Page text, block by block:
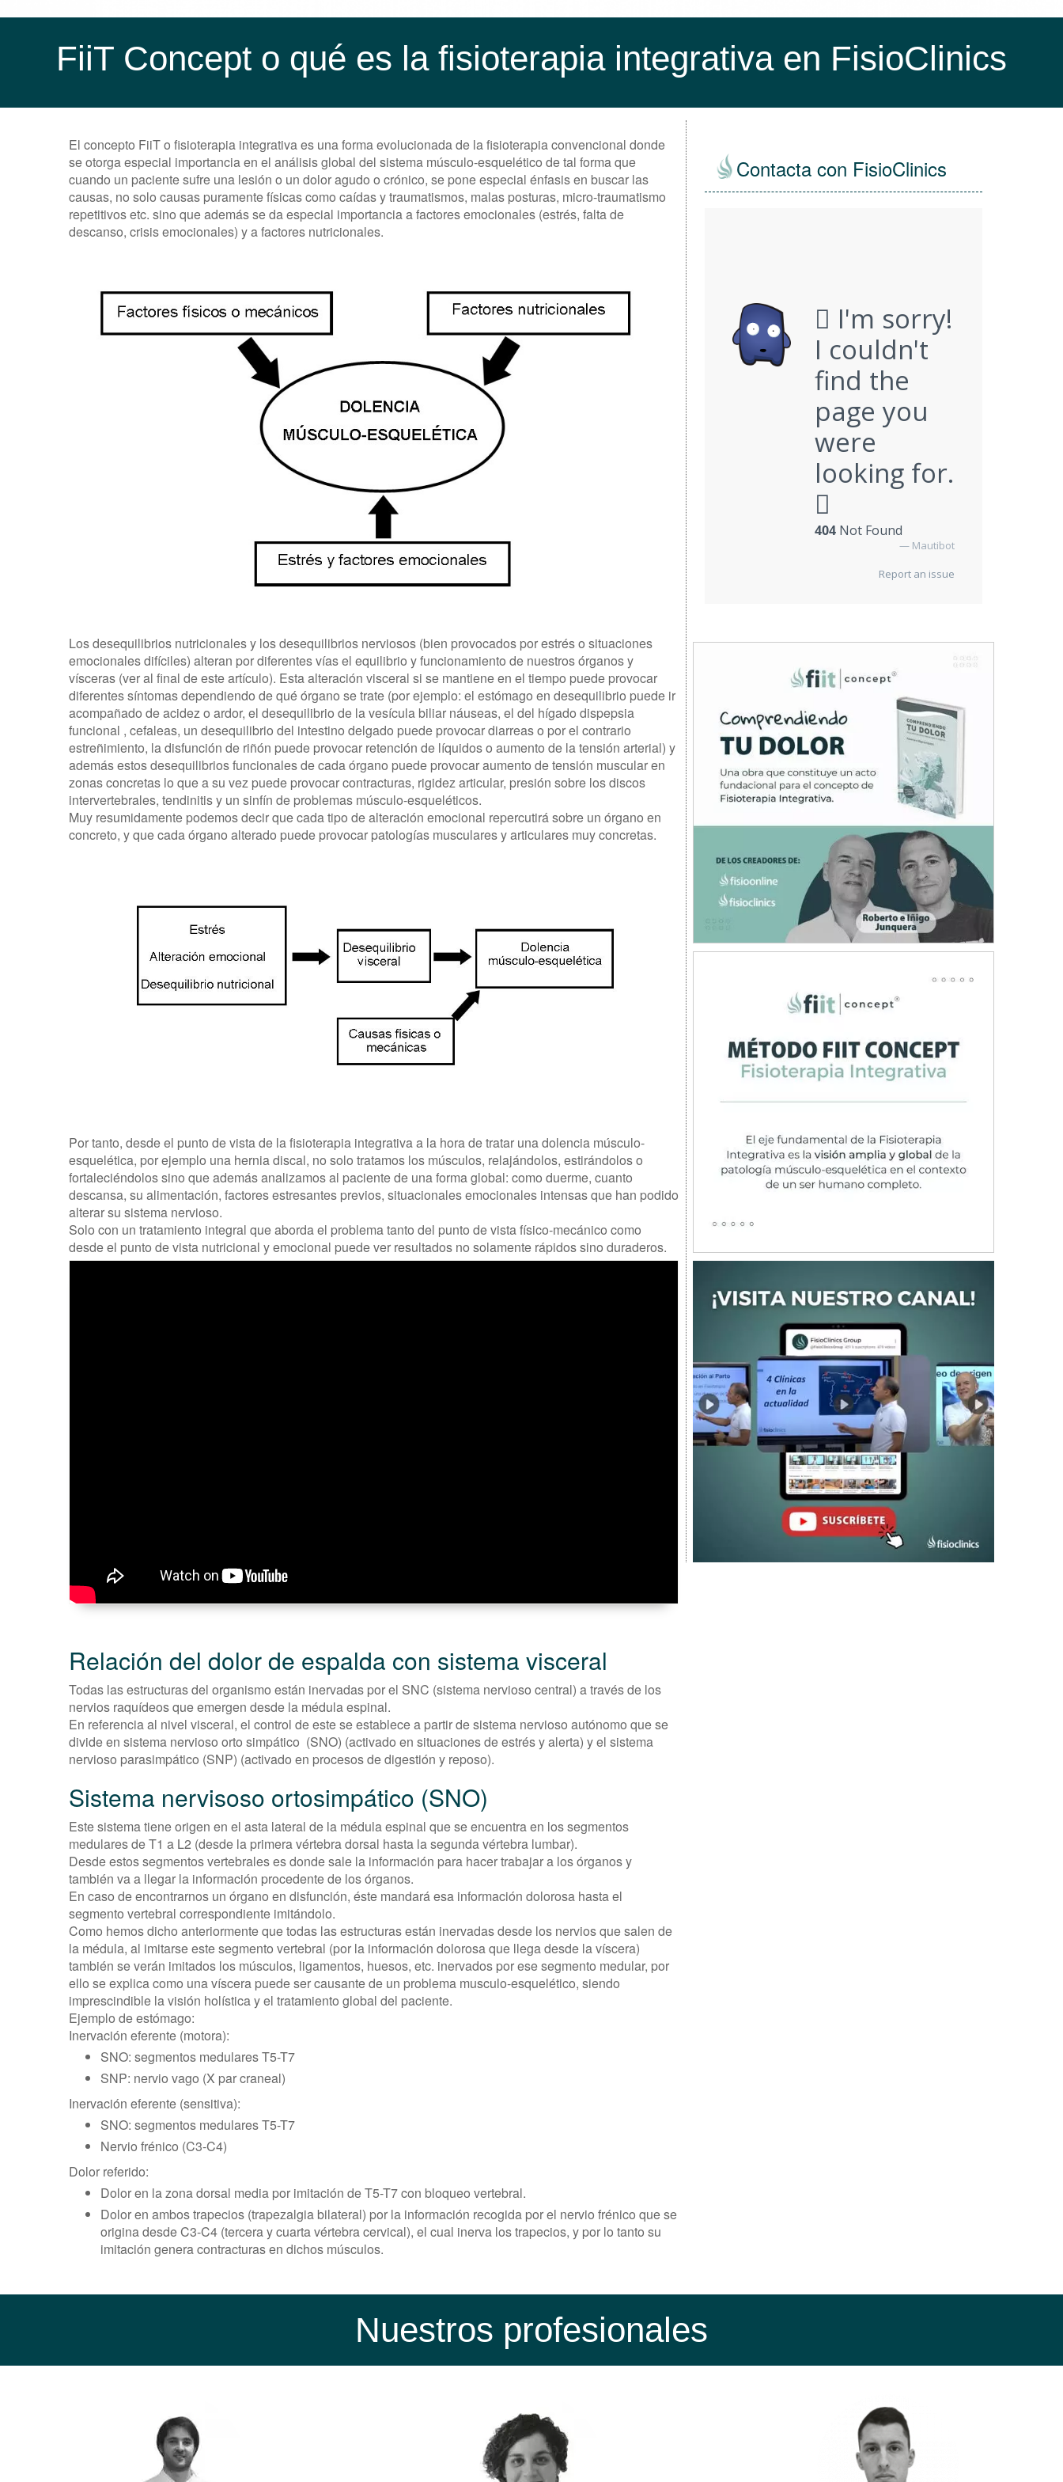
FiiT Concept o qué es la fisioterapia integrativa en FisioClinics
El concepto FiiT o fisioterapia integrativa es una forma evolucionada de la fisioterapia convencional donde
se otorga especial importancia en el análisis global del sistema músculo-esquelético de tal forma que
cuando un paciente sufre una lesión o un dolor agudo o crónico, se pone especial énfasis en buscar las
causas, no solo causas puramente físicas como caídas y traumatismos, malas posturas, micro-traumatismo
repetitivos etc. sino que además se da especial importancia a factores emocionales (estrés, falta de
descanso, crisis emocionales) y a factores nutricionales.
Los desequilibrios nutricionales y los desequilibrios nerviosos (bien provocados por estrés o situaciones
emocionales difíciles) alteran por diferentes vías el equilibrio y funcionamiento de nuestros órganos y
vísceras (ver al final de este artículo). Esta alteración visceral si se mantiene en el tiempo puede provocar
diferentes síntomas dependiendo de qué órgano se trate (por ejemplo: el estómago en desequilibrio puede ir
acompañado de acidez o ardor, el desequilibrio de la vesícula biliar náuseas, el del hígado dispepsia
funcional , cefaleas, un desequilibrio del intestino delgado puede provocar diarreas o por el contrario
estreñimiento, la disfunción de riñón puede provocar retención de líquidos o aumento de la tensión arterial) y
además estos desequilibrios funcionales de cada órgano puede provocar aumento de tensión muscular en
zonas concretas lo que a su vez puede provocar contracturas, rigidez articular, presión sobre los discos
intervertebrales, tendinitis y un sinfín de problemas músculo-esqueléticos.
Muy resumidamente podemos decir que cada tipo de alteración emocional repercutirá sobre un órgano en
concreto, y que cada órgano alterado puede provocar patologías musculares y articulares muy concretas.
Por tanto, desde el punto de vista de la fisioterapia integrativa a la hora de tratar una dolencia músculo-
esquelética, por ejemplo una hernia discal, no solo tratamos los músculos, relajándolos, estirándolos o
fortaleciéndolos sino que además analizamos al paciente de una forma global: como duerme, cuanto
descansa, su alimentación, factores estresantes previos, situacionales emocionales intensas que han podido
alterar su sistema nervioso.
Solo con un tratamiento integral que aborda el problema tanto del punto de vista físico-mecánico como
desde el punto de vista nutricional y emocional puede ver resultados no solamente rápidos sino duraderos.
Relación del dolor de espalda con sistema visceral
Todas las estructuras del organismo están inervadas por el SNC (sistema nervioso central) a través de los
nervios raquídeos que emergen desde la médula espinal.
En referencia al nivel visceral, el control de este se establece a partir de sistema nervioso autónomo que se
divide en sistema nervioso orto simpático (SNO) (activado en situaciones de estrés y alerta) y el sistema
nervioso parasimpático (SNP) (activado en procesos de digestión y reposo).
Sistema nervisoso ortosimpático (SNO)
Este sistema tiene origen en el asta lateral de la médula espinal que se encuentra en los segmentos
medulares de T1 a L2 (desde la primera vértebra dorsal hasta la segunda vértebra lumbar).
Desde estos segmentos vertebrales es donde sale la información para hacer trabajar a los órganos y
también va a llegar la información procedente de los órganos.
En caso de encontrarnos un órgano en disfunción, éste mandará esa información dolorosa hasta el
segmento vertebral correspondiente imitándolo.
Como hemos dicho anteriormente que todas las estructuras están inervadas desde los nervios que salen de
la médula, al imitarse este segmento vertebral (por la información dolorosa que llega desde la víscera)
también se verán imitados los músculos, ligamentos, huesos, etc. inervados por ese segmento medular, por
ello se explica como una víscera puede ser causante de un problema musculo-esquelético, siendo
imprescindible la visión holística y el tratamiento global del paciente.
Ejemplo de estómago:
Inervación eferente (motora):
SNO: segmentos medulares T5-T7
SNP: nervio vago (X par craneal)
Inervación eferente (sensitiva):
SNO: segmentos medulares T5-T7
Nervio frénico (C3-C4)
Dolor referido:
Dolor en la zona dorsal media por imitación de T5-T7 con bloqueo vertebral.
Dolor en ambos trapecios (trapezalgia bilateral) por la información recogida por el nervio frénico que se
origina desde C3-C4 (tercera y cuarta vértebra cervical), el cual inerva los trapecios, y por lo tanto su
imitación genera contracturas en dichos músculos.
Contacta con FisioClinics
Nuestros profesionales